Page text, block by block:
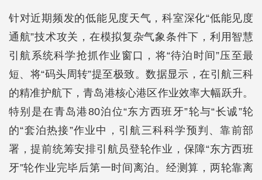
针对近期频发的低能见度天气，科室深化“低能见度
通航”技术攻关，在模拟复杂气象条件下，利用智慧
引航系统科学抢抓作业窗口，将“待泊时间”压至最
短、将“码头周转”提至极致。数据显示，在引航三科
的精准护航下，青岛港核心港区作业效率大幅跃升。
特别是在青岛港80泊位“东方西班牙”轮与“长诚”轮
的“套泊热接”作业中，引航三科科学预判、靠前部
署，提前统筹安排引航员登轮作业，保障“东方西班
牙”轮作业完毕后第一时间离泊。经测算，两轮靠离